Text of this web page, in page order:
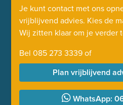
Je kunt contact met ons
vrijblijvend advies. Kies de
Wij zitten klaar om je verder
Bel 085 273 3339of
Plan vrijblijvend
WhatsApp: